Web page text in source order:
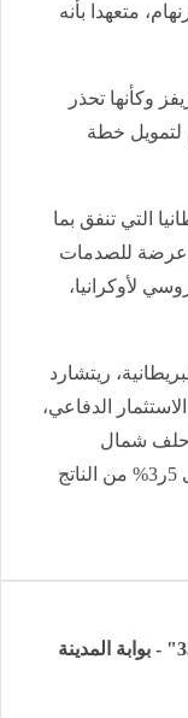
متعهدا بأنه
وكأنها تحذر
لتمويل خطة
التي تنفق بما
عرضة للصدمات
لأوكرانيا،
ريتشارد
الدفاعي،
حلف شمال
الأطلسي (الناتو) برفع الإنفاق الدفاعي إلى 5ر3% من الناتج
تحطم مقاتلة أميركية من طراز "إف-35" - بوابة المدينة